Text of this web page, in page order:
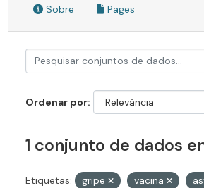
Sobre Pages
Ordenar por
1 conjunto de dados
Etiquetas: gripe vacina